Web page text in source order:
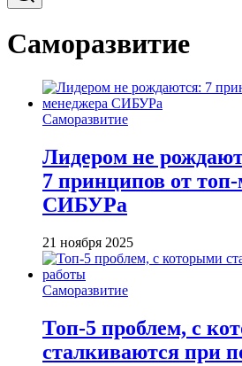
Саморазвитие
Саморазвитие
Лидером не
7 принципов от
СИБУРа
21 ноября 2025
Саморазвитие
Топ-5 проблем, с
сталкиваются при